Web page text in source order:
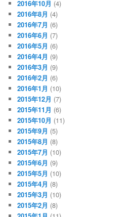
2016年10月 (4)
2016年8月 (4)
2016年7月 (6)
2016年6月 (7)
2016年5月 (6)
2016年4月 (9)
2016年3月 (9)
2016年2月 (6)
2016年1月 (10)
2015年12月 (7)
2015年11月 (6)
2015年10月 (11)
2015年9月 (5)
2015年8月 (8)
2015年7月 (10)
2015年6月 (9)
2015年5月 (10)
2015年4月 (8)
2015年3月 (10)
2015年2月 (8)